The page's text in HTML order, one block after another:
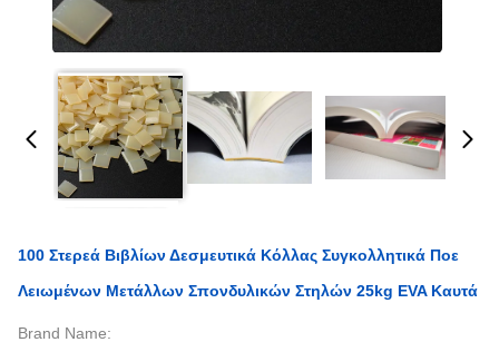
100 Στερεά Βιβλίων Δεσμευτικά Κόλλας Συγκολλητικά Ποε
Λειωμένων Μετάλλων Σπονδυλικών Στηλών 25kg EVA Καυτά
Brand Name: